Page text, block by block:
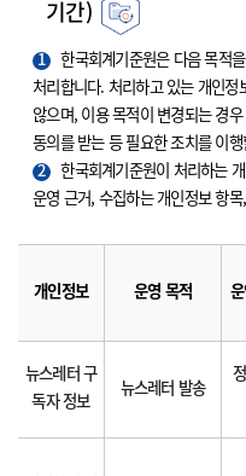
기간)
1
한국회계기준원은 다음 목적
처리합니다. 처리하고 있는 개인정
않으며, 이용 목적이 변경되는 경
동의를 받는 등 필요한 조치를 이
2
한국회계기준원이 처리하는
운영 근거, 수집하는 개인정보 항
개인정보 운영 목적
뉴스레터 구
독자 정보
뉴스레터 발송